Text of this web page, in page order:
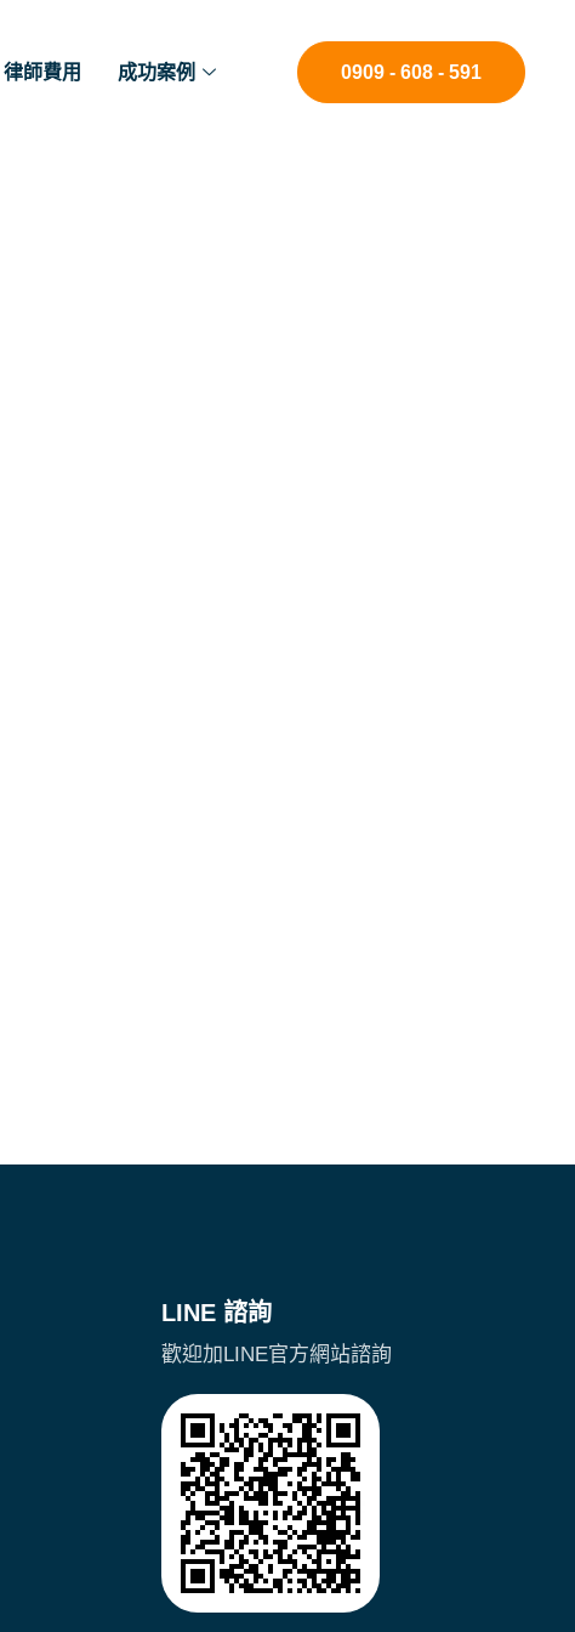
律師費用 成功案例 0909 - 608 - 591
LINE 諮詢
歡迎加LINE官方網站諮詢